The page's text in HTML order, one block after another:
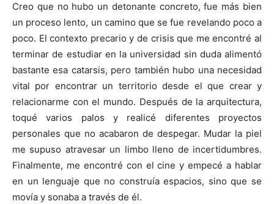
Creo que no hubo un detonante concreto, fue más bien
un proceso lento, un camino que se fue revelando poco a
poco. El contexto precario y de crisis que me encontré al
terminar de estudiar en la universidad sin duda alimentó
bastante esa catarsis, pero también hubo una necesidad
vital por encontrar un territorio desde el que crear y
relacionarme con el mundo. Después de la arquitectura,
toqué varios palos y realicé diferentes proyectos
personales que no acabaron de despegar. Mudar la piel
me supuso atravesar un limbo lleno de incertidumbres.
Finalmente, me encontré con el cine y empecé a hablar
en un lenguaje que no construía espacios, sino que se
movía y sonaba a través de él.